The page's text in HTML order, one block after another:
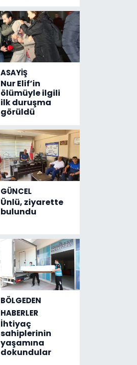
ASAYİŞ
Nur Elif’in
ölümüyle ilgili
ilk duruşma
görüldü
GÜNCEL
Ünlü, ziyarette
bulundu
BÖLGEDEN
HABERLER
İhtiyaç
sahiplerinin
yaşamına
dokundular